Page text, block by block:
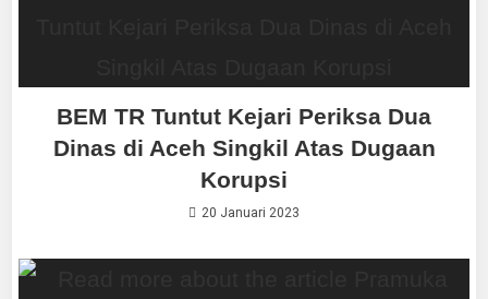
BEM TR Tuntut Kejari Periksa Dua
Dinas di Aceh Singkil Atas Dugaan
Korupsi
20 Januari 2023